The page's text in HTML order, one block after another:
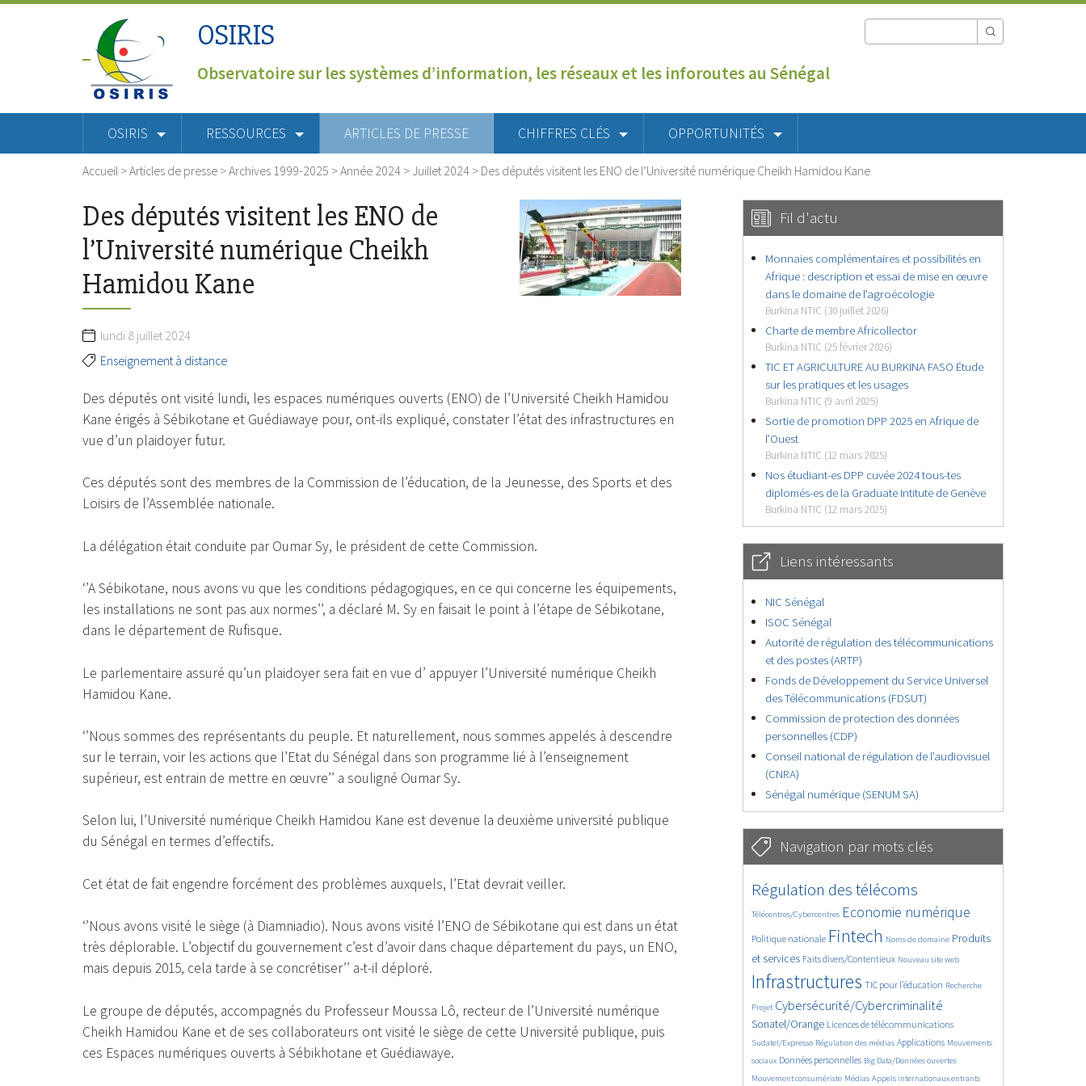
OSIRIS
Observatoire sur les systèmes d’information, les réseaux et les inforoutes au Sénégal
OSIRIS RESSOURCES ARTICLES DE PRESSE CHIFFRES CLÉS OPPORTUNITÉS
Accueil >Articles de presse >Archives 1999-2025 >Année 2024 > Juillet 2024 > Des députés visitent les ENO de l’Université numérique Cheikh Hamidou Kane
Des députés visitent les ENO de
l’Université numérique Cheikh
Hamidou Kane
lundi 8 juillet 2024
Enseignement à distance
Des députés ont visité lundi, les espaces numériques ouverts (ENO) de l’Université Cheikh Hamidou
Kane érigés à Sébikotane et Guédiawaye pour, ont-ils expliqué, constater l’état des infrastructures en
vue d’un plaidoyer futur.
Ces députés sont des membres de la Commission de l’éducation, de la Jeunesse, des Sports et des
Loisirs de l’Assemblée nationale.
La délégation était conduite par Oumar Sy, le président de cette Commission.
‘’A Sébikotane, nous avons vu que les conditions pédagogiques, en ce qui concerne les équipements,
les installations ne sont pas aux normes’’, a déclaré M. Sy en faisait le point à l’étape de Sébikotane,
dans le département de Rufisque.
Le parlementaire assuré qu’un plaidoyer sera fait en vue d’ appuyer l’Université numérique Cheikh
Hamidou Kane.
‘’Nous sommes des représentants du peuple. Et naturellement, nous sommes appelés à descendre
sur le terrain, voir les actions que l’Etat du Sénégal dans son programme lié à l’enseignement
supérieur, est entrain de mettre en œuvre’’ a souligné Oumar Sy.
Selon lui, l’Université numérique Cheikh Hamidou Kane est devenue la deuxième université publique
du Sénégal en termes d’effectifs.
Cet état de fait engendre forcément des problèmes auxquels, l’Etat devrait veiller.
‘’Nous avons visité le siège (à Diamniadio). Nous avons visité l’ENO de Sébikotane qui est dans un état
très déplorable. L’objectif du gouvernement c’est d’avoir dans chaque département du pays, un ENO,
mais depuis 2015, cela tarde à se concrétiser’’ a-t-il déploré.
Le groupe de députés, accompagnés du Professeur Moussa Lô, recteur de l’Université numérique
Cheikh Hamidou Kane et de ses collaborateurs ont visité le siège de cette Université publique, puis
ces Espaces numériques ouverts à Sébikhotane et Guédiawaye.
Fil d'actu
Monnaies complémentaires et possibilités en
Afrique : description et essai de mise en œuvre
dans le domaine de l’agroécologie
Burkina NTIC (30 juillet 2026)
Charte de membre Africollector
Burkina NTIC (25 février 2026)
TIC ET AGRICULTURE AU BURKINA FASO Étude
sur les pratiques et les usages
Burkina NTIC (9 avril 2025)
Sortie de promotion DPP 2025 en Afrique de
l’Ouest
Burkina NTIC (12 mars 2025)
Nos étudiant-es DPP cuvée 2024 tous-tes
diplomés-es de la Graduate Intitute de Genève
Burkina NTIC (12 mars 2025)
Liens intéressants
NIC Sénégal
ISOC Sénégal
Autorité de régulation des télécommunications
et des postes (ARTP)
Fonds de Développement du Service Universel
des Télécommunications (FDSUT)
Commission de protection des données
personnelles (CDP)
Conseil national de régulation de l’audiovisuel
(CNRA)
Sénégal numérique (SENUM SA)
Navigation par mots clés
4772/5739
Régulation des télécoms
360/5739
Télécentres/Cybercentres
3816/5739 Economie numérique
1883/5739
Politique nationale
5296/5739 Fintech
691/5739
Noms de domaine
2497/5739
Produits
et services
1623/5739 Faits divers/Contentieux
863/5739 Nouveau site web
5739/5739
Infrastructures
1872/5739
TIC pour l’éducation
193/5739
Recherche
253/5739
Projet
3584/5739Cybersécurité/Cybercriminalité
2344/5739
Sonatel/Orange
1646/5739 Licences de télécommunications
308/5739
Sudatel/Expresso
1034/5739 Régulation des médias
1575/5739 Applications
1087/5739
Mouvements
sociaux
1678/5739Données personnelles
143/5739 Big Data/Données ouvertes
623/5739
Mouvement consumériste
378/5739 Médias
684/5739 Appels internationaux entrants
1763/5739